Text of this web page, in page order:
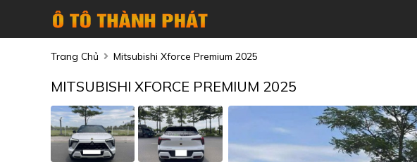
Trang Chủ Mitsubishi Xforce Premium 2025
MITSUBISHI XFORCE PREMIUM 2025